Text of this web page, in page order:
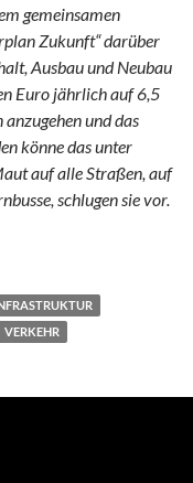
gemeinsamen
Zukunft“ darüber
Ausbau und Neubau
Euro jährlich auf 6,5
und das
könne das unter
auf alle Straßen, auf
schlugen sie vor.
VERKEHR